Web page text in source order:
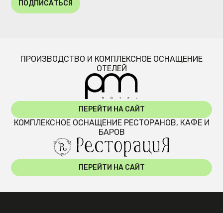
ПОДПИСАТЬСЯ
ПРОИЗВОДСТВО И КОМПЛЕКСНОЕ ОСНАЩЕНИЕ
ОТЕЛЕЙ
ПЕРЕЙТИ НА САЙТ
КОМПЛЕКСНОЕ ОСНАЩЕНИЕ РЕСТОРАНОВ, КАФЕ И
БАРОВ
ПЕРЕЙТИ НА САЙТ